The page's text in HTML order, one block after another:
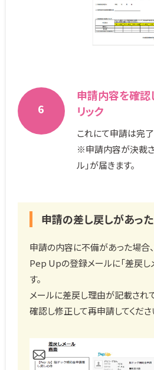
6
申請内容を確認
リック
これにて申請は完了
※申請内容が決裁さ
ル」が届きます。
申請の差し戻しがあっ
申請の内容に不備があった場合
Pep Upの登録メールに「差戻し
す。
メールに差戻し理由が記載され
確認し修正して再申請してくださ